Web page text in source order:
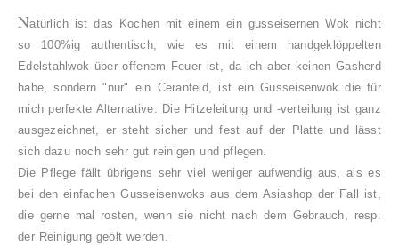
Natürlich ist das Kochen mit einem ein gusseisernen Wok nicht
so 100%ig authentisch, wie es mit einem handgeklöppelten
Edelstahlwok über offenem Feuer ist, da ich aber keinen Gasherd
habe, sondern "nur" ein Ceranfeld, ist ein Gusseisenwok die für
mich perfekte Alternative. Die Hitzeleitung und -verteilung ist ganz
ausgezeichnet, er steht sicher und fest auf der Platte und lässt
sich dazu noch sehr gut reinigen und pflegen.
Die Pflege fällt übrigens sehr viel weniger aufwendig aus, als es
bei den einfachen Gusseisenwoks aus dem Asiashop der Fall ist,
die gerne mal rosten, wenn sie nicht nach dem Gebrauch, resp.
der Reinigung geölt werden.